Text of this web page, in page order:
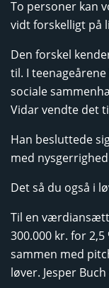
To personer kan
vidt forskelligt på
Den forskel
til. I
sociale
Vidar vendte det
Han besluttede
med
Det så du også i
Til en
300.000 kr. for 2,5
sammen med
løver. Jesper Buch